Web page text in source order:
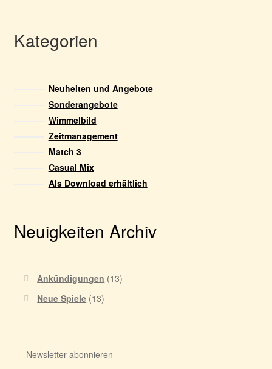
Kategorien
Neuheiten und Angebote
Sonderangebote
Wimmelbild
Zeitmanagement
Match 3
Casual Mix
Als Download erhältlich
Neuigkeiten Archiv
Ankündigungen (13)
Neue Spiele (13)
Newsletter abonnieren